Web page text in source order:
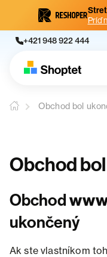
Príď
+421 948 922 444
Obchod bol
Obchod
Obchod
ukončený
Ak ste vlastníkom